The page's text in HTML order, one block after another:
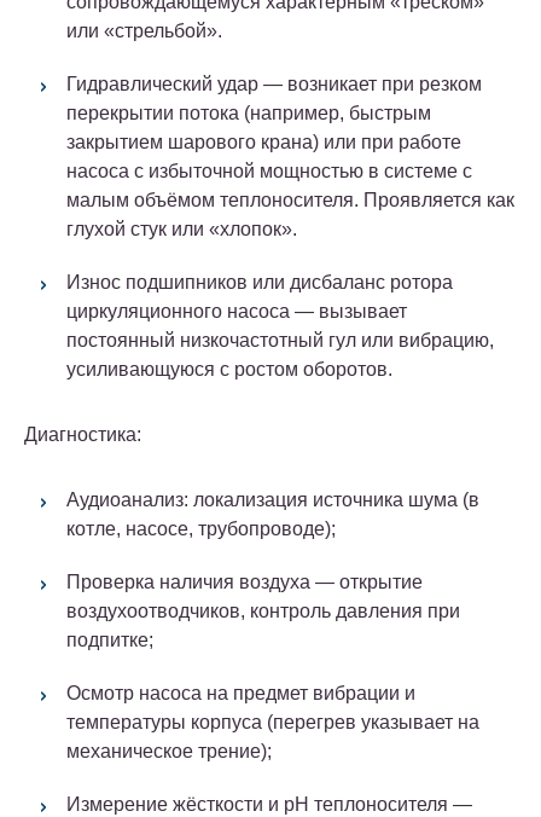
или «стрельбой».
Гидравлический удар — возникает при резком
перекрытии потока (например, быстрым
закрытием шарового крана) или при работе
насоса с избыточной мощностью в системе с
малым объёмом теплоносителя. Проявляется как
глухой стук или «хлопок».
Износ подшипников или дисбаланс ротора
циркуляционного насоса — вызывает
постоянный низкочастотный гул или вибрацию,
усиливающуюся с ростом оборотов.
Диагностика:
Аудиоанализ: локализация источника шума (в
котле, насосе, трубопроводе);
Проверка наличия воздуха — открытие
воздухоотводчиков, контроль давления при
подпитке;
Осмотр насоса на предмет вибрации и
температуры корпуса (перегрев указывает на
механическое трение);
Измерение жёсткости и pH теплоносителя —